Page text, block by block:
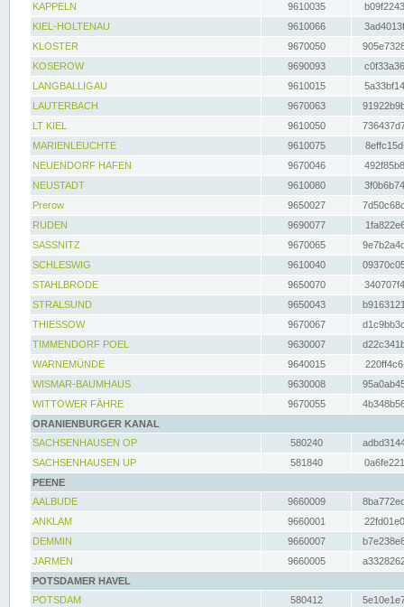
KAPPELN
9610035
KIEL-HOLTENAU
9610066
KLOSTER
9670050
KOSEROW
9690093
LANGBALLIGAU
9610015
LAUTERBACH
9670063
LT KIEL
9610050
MARIENLEUCHTE
9610075
NEUENDORF HAFEN
9670046
NEUSTADT
9610080
Prerow
9650027
RUDEN
9690077
SASSNITZ
9670065
SCHLESWIG
9610040
STAHLBRODE
9650070
STRALSUND
9650043
THIESSOW
9670067
TIMMENDORF POEL
9630007
WARNEMÜNDE
9640015
WISMAR-BAUMHAUS
9630008
WITTOWER FÄHRE
9670055
ORANIENBURGER KANAL
SACHSENHAUSEN OP
580240
SACHSENHAUSEN UP
581840
PEENE
AALBUDE
9660009
ANKLAM
9660001
DEMMIN
9660007
JARMEN
9660005
POTSDAMER HAVEL
POTSDAM
580412